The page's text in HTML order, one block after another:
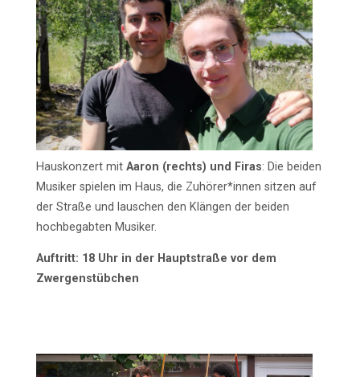
Hauskonzert mit Aaron (rechts) und Firas: Die beiden
Musiker spielen im Haus, die Zuhörer*innen sitzen auf
der Straße und lauschen den Klängen der beiden
hochbegabten Musiker.
Auftritt: 18 Uhr in der Hauptstraße vor dem
Zwergenstübchen